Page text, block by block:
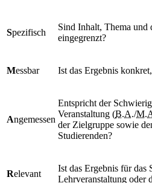
Spezifisch
Sind Inhalt, Thema und
eingegrenzt?
Messbar Ist das Ergebnis
Angemessen
Entspricht der
Veranstaltung (B.A./
der Zielgruppe sowie
Studierenden?
Relevant
Ist das Ergebnis für das
Lehrveranstaltung oder